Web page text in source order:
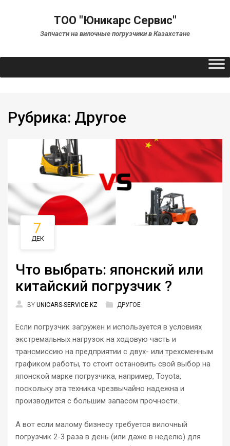
ТОО "Юникарс Сервис"
Запчасти на вилочные погрузчики в Казахстане
Рубрика: Другое
7
ДЕК
Что выбрать: японский или
китайский погрузчик ?
BY UNICARS-SERVICE.KZ ДРУГОЕ
Если погрузчик загружен и используется в условиях
экстремальных нагрузок на ходовую часть и
трансмиссию на предприятии с двух- или трехсменным
графиком работы, то стоит остановить свой выбор на
японской марке погрузчика, например, Toyota,
поскольку эта техника чрезвычайно надежна и
производится с большим запасом прочности.
А вот если малому бизнесу требуется вилочный
погрузчик 2-3 раза в день (или даже в неделю) для